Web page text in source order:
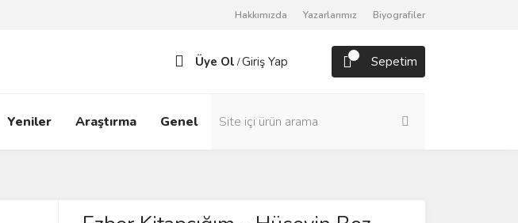
Hakkımızda Yazarlarımız Biyografiler
Üye Ol /Giriş Yap Sepetim
Yeniler Araştırma Genel Roman